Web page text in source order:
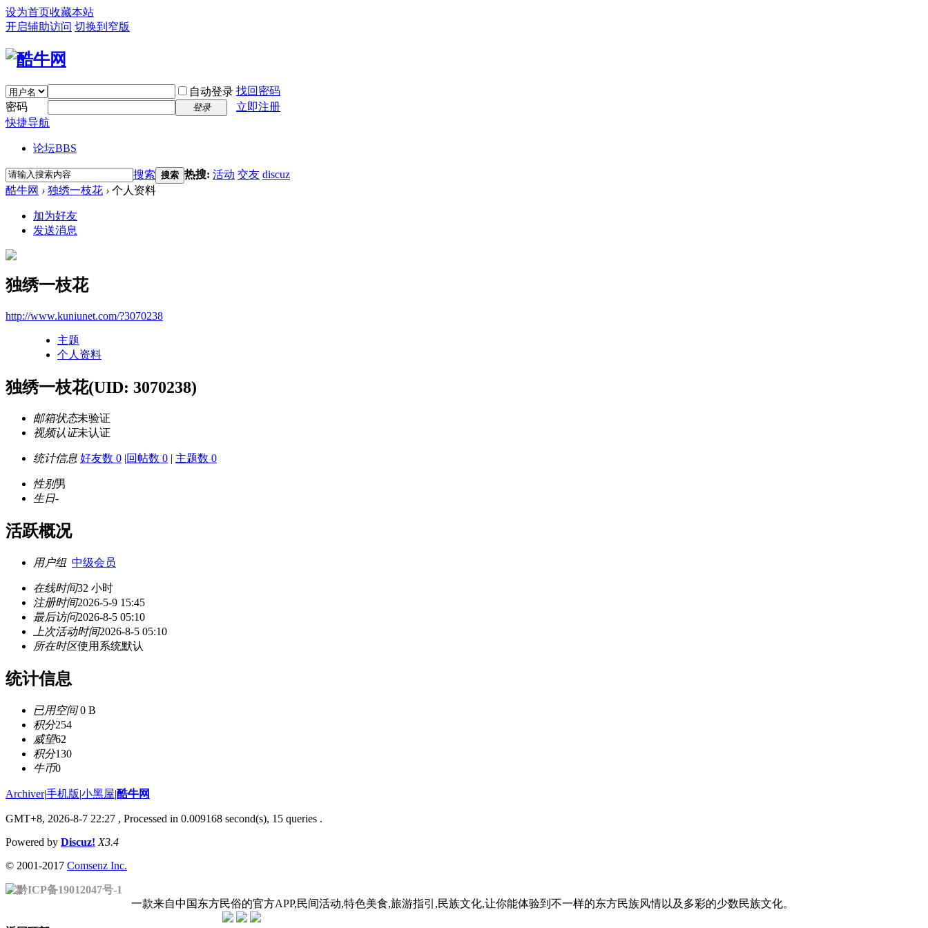
设为首页收藏本站
开启辅助访问 切换到窄版
自动登录 找回密码
密码
登录
立即注册
快捷导航
论坛BBS
搜索 搜索 热搜: 活动 交友 discuz
酷牛网 › 独绣一枝花 › 个人资料
加为好友
发送消息
独绣一枝花
http://www.kuniunet.com/?3070238
主题
个人资料
独绣一枝花(UID: 3070238)
邮箱状态未验证
视频认证未认证
统计信息 好友数 0 |回帖数 0 | 主题数 0
性别男
生日-
活跃概况
用户组 中级会员
在线时间32 小时
注册时间2026-5-9 15:45
最后访问2026-8-5 05:10
上次活动时间2026-8-5 05:10
所在时区使用系统默认
统计信息
已用空间0 B
积分254
威望62
积分130
牛币0
Archiver|手机版|小黑屋|酷牛网
GMT+8, 2026-8-7 22:27 , Processed in 0.009168 second(s), 15 queries .
Powered by Discuz! X3.4
© 2001-2017 Comsenz Inc.
黔ICP备19012047号-1
一款来自中国东方民俗的官方APP,民间活动,特色美食,旅游指引,民族文化,让你能体验到不一样的东方民族风情以及多彩的少数民族文化。